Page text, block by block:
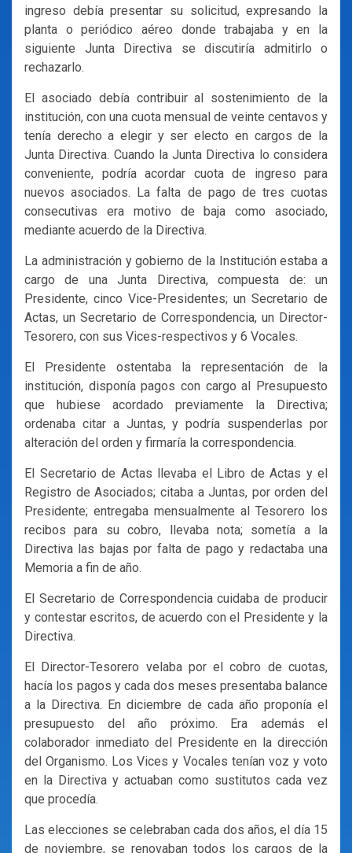
ingreso debía presentar su solicitud, expresando la
planta o periódico aéreo donde trabajaba y en la
siguiente Junta Directiva se discutiría admitirlo o
rechazarlo.
El asociado debía contribuir al sostenimiento de la
institución, con una cuota mensual de veinte centavos y
tenía derecho a elegir y ser electo en cargos de la
Junta Directiva. Cuando la Junta Directiva lo considera
conveniente, podría acordar cuota de ingreso para
nuevos asociados. La falta de pago de tres cuotas
consecutivas era motivo de baja como asociado,
mediante acuerdo de la Directiva.
La administración y gobierno de la Institución estaba a
cargo de una Junta Directiva, compuesta de: un
Presidente, cinco Vice-Presidentes; un Secretario de
Actas, un Secretario de Correspondencia, un Director-
Tesorero, con sus Vices-respectivos y 6 Vocales.
El Presidente ostentaba la representación de la
institución, disponía pagos con cargo al Presupuesto
que hubiese acordado previamente la Directiva;
ordenaba citar a Juntas, y podría suspenderlas por
alteración del orden y firmaría la correspondencia.
El Secretario de Actas llevaba el Libro de Actas y el
Registro de Asociados; citaba a Juntas, por orden del
Presidente; entregaba mensualmente al Tesorero los
recibos para su cobro, llevaba nota; sometía a la
Directiva las bajas por falta de pago y redactaba una
Memoria a fin de año.
El Secretario de Correspondencia cuidaba de producir
y contestar escritos, de acuerdo con el Presidente y la
Directiva.
El Director-Tesorero velaba por el cobro de cuotas,
hacía los pagos y cada dos meses presentaba balance
a la Directiva. En diciembre de cada año proponía el
presupuesto del año próximo. Era además el
colaborador inmediato del Presidente en la dirección
del Organismo. Los Vices y Vocales tenían voz y voto
en la Directiva y actuaban como sustitutos cada vez
que procedía.
Las elecciones se celebraban cada dos años, el día 15
de noviembre, se renovaban todos los cargos de la